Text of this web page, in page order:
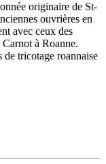
originaire de St-
ouvrières en
avec ceux des
à Roanne.
de tricotage roannaise